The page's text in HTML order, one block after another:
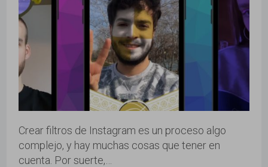
Crear filtros de Instagram es un proceso algo
complejo, y hay muchas cosas que tener en
cuenta. Por suerte,…